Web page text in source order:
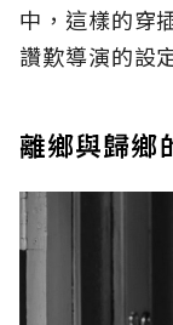
中，這樣的穿
讚歎導演的設
離鄉與歸鄉